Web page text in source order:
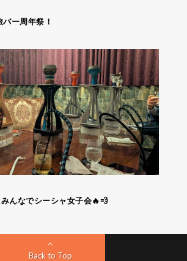
バー周年祭！
んなでシーシャ女子会🔥💨
Back to Top